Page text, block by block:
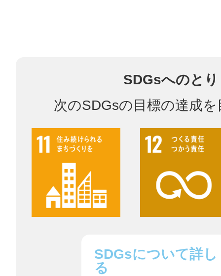
SDGsへのと
次のSDGsの目標の達成
SDGsについて詳し
る
相模原
渋谷区
八女